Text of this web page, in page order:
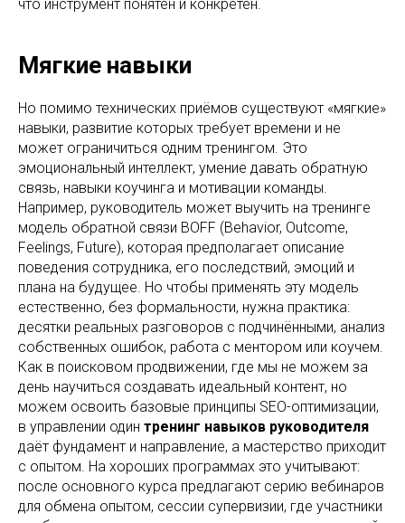
что инструмент понятен и конкретен.
Мягкие навыки
Но помимо технических приёмов существуют «мягкие»
навыки, развитие которых требует времени и не
может ограничиться одним тренингом. Это
эмоциональный интеллект, умение давать обратную
связь, навыки коучинга и мотивации команды.
Например, руководитель может выучить на тренинге
модель обратной связи BOFF (Behavior, Outcome,
Feelings, Future), которая предполагает описание
поведения сотрудника, его последствий, эмоций и
плана на будущее. Но чтобы применять эту модель
естественно, без формальности, нужна практика:
десятки реальных разговоров с подчинёнными, анализ
собственных ошибок, работа с ментором или коучем.
Как в поисковом продвижении, где мы не можем за
день научиться создавать идеальный контент, но
можем освоить базовые принципы SEO-оптимизации,
в управлении один тренинг навыков руководителя
даёт фундамент и направление, а мастерство приходит
с опытом. На хороших программах это учитывают:
после основного курса предлагают серию вебинаров
для обмена опытом, сессии супервизии, где участники